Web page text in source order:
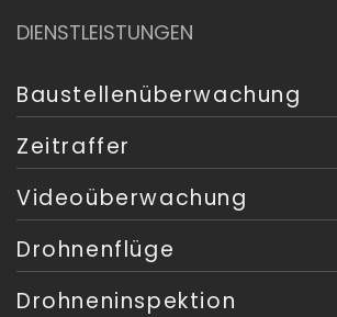
DIENSTLEISTUNGEN
Baustellenüberwachung
Zeitraffer
Videoüberwachung
Drohnenflüge
Drohneninspektion